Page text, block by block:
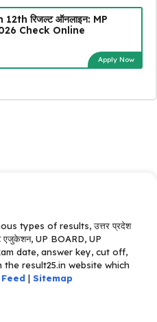
12th रिजल्ट ऑनलाइन: MP
Check Online
Apply Now
types of results, उत्तर प्रदेश
एजुकेशन, UP BOARD, UP
date, answer key, cut off,
result25.in website which
Feed | Sitemap